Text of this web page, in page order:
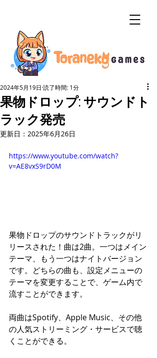
果物ドロップ: サウンドト
ラック発売
2024年5月19日 読了時間: 1分
更新日： 2025年6月26日
https://www.youtube.com/watch?
v=AE8vxS9rD0M
果物ドロップのサウンドトラックがリ
リースされた！曲は2曲。一つはメイン
テーマ、もう一つはナイトバージョン
です。どちらの曲も、設定メニューの
テーマを変更することで、ゲーム内で
流すことができます。
両曲はSpotify、Apple Music、その他
の人気ストリーミング・サービスで聴
くことができる。